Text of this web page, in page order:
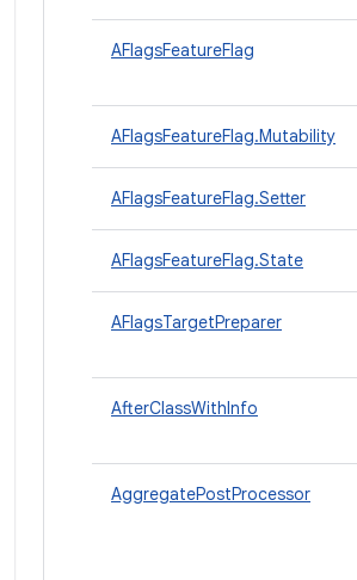
AFlagsFeatureFlag
AFlagsFeatureFlag.Mutability
AFlagsFeatureFlag.Setter
AFlagsFeatureFlag.State
AFlagsTargetPreparer
AfterClassWithInfo
AggregatePostProcessor